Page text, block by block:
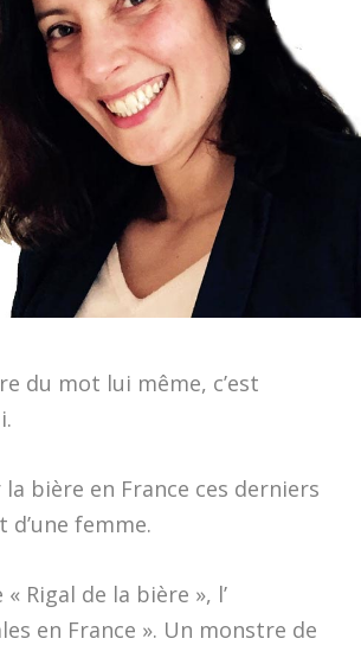
du mot lui même, c’est
bière en France ces derniers
d’une femme.
Rigal de la bière », l’
en France ». Un monstre de